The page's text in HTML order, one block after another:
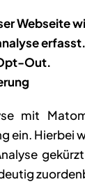
Webseite
Out.
mit
ein. Hierbei